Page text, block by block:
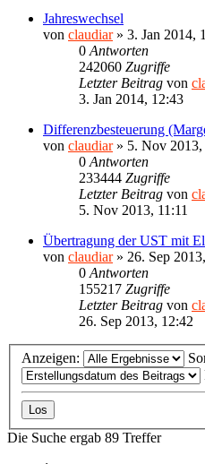
Jahreswechsel
von claudiar» 3. Jan 2014,
0 Antworten
242060 Zugriffe
Letzter Beitrag von
3. Jan 2014, 12:43
Differenzbesteuerung
von claudiar» 5. Nov 2013,
0 Antworten
233444 Zugriffe
Letzter Beitrag von
5. Nov 2013, 11:11
Übertragung der UST mit
von claudiar» 26. Sep
0 Antworten
155217 Zugriffe
Letzter Beitrag von
26. Sep 2013, 12:42
Anzeigen:
Die Suche ergab 89 Treffer